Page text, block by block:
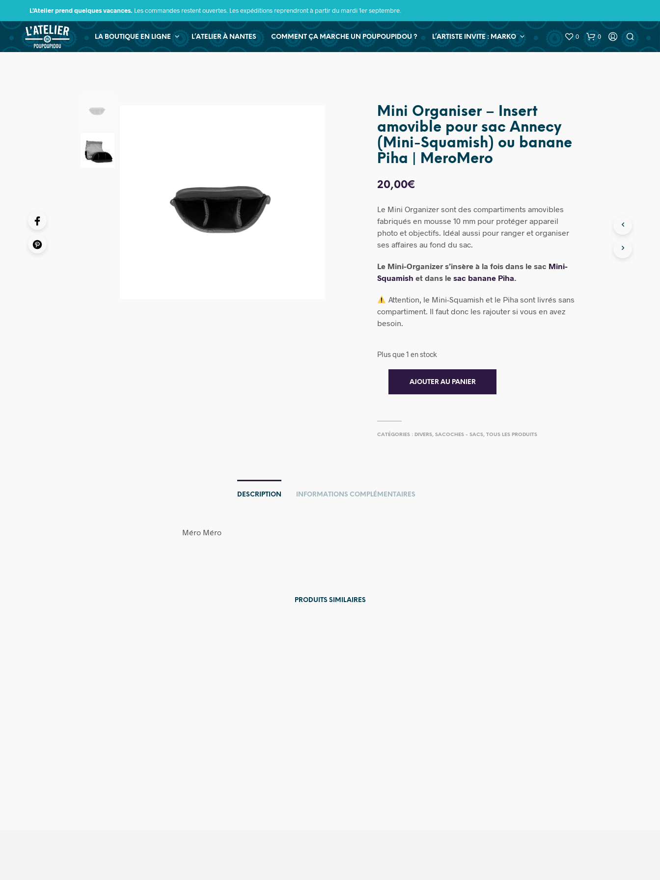
L’Atelier prend quelques vacances. Les commandes restent ouvertes. Les expéditions reprendront à partir du mardi 1er septembre.
LA BOUTIQUE EN LIGNE L’ATELIER À NANTES COMMENT ÇA MARCHE UN POUPOUPIDOU ? L’ARTISTE INVITE : MARKO 0 0
Mini Organiser – Insert
amovible pour sac Annecy
(Mini-Squamish) ou banane
Piha | MeroMero
20,00€
Le Mini Organizer sont des compartiments amovibles
fabriqués en mousse 10 mm pour protéger appareil
photo et objectifs. Idéal aussi pour ranger et organiser
ses affaires au fond du sac.
Le Mini-Organizer s’insère à la fois dans le sac Mini-
Squamish et dans lesac banane Piha.
Attention, le Mini-Squamish et le Piha sont livrés sans
compartiment. Il faut donc les rajouter si vous en avez
besoin.
Plus que 1 en stock
AJOUTER AU PANIER
CATÉGORIES : DIVERS,SACOCHES - SACS,TOUS LES PRODUITS
DESCRIPTION INFORMATIONS COMPLÉMENTAIRES
Méro Méro
PRODUITS SIMILAIRES